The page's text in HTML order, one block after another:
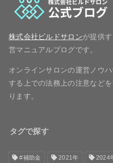
株式会社ビルドサロンが提供
営マニュアルブログです。
オンラインサロンの運営ノウ
する上での法務上の注意など
ります。
タグで探す
#補助金 2021年 2024